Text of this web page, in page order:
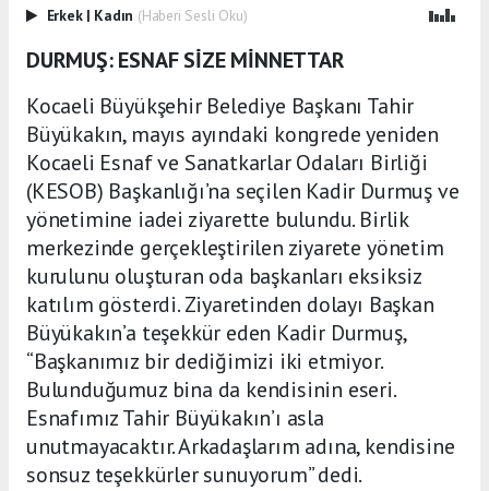
Erkek | Kadın (Haberi Sesli Oku)
DURMUŞ: ESNAF SİZE MİNNETTAR
Kocaeli Büyükşehir Belediye Başkanı Tahir
Büyükakın, mayıs ayındaki kongrede yeniden
Kocaeli Esnaf ve Sanatkarlar Odaları Birliği
(KESOB) Başkanlığı’na seçilen Kadir Durmuş ve
yönetimine iadei ziyarette bulundu. Birlik
merkezinde gerçekleştirilen ziyarete yönetim
kurulunu oluşturan oda başkanları eksiksiz
katılım gösterdi. Ziyaretinden dolayı Başkan
Büyükakın’a teşekkür eden Kadir Durmuş,
“Başkanımız bir dediğimizi iki etmiyor.
Bulunduğumuz bina da kendisinin eseri.
Esnafımız Tahir Büyükakın’ı asla
unutmayacaktır. Arkadaşlarım adına, kendisine
sonsuz teşekkürler sunuyorum” dedi.